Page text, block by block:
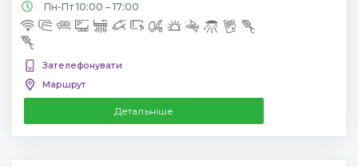
Пн-Пт 10:00 – 17:00
Зателефонувати
Маршрут
Детальніше